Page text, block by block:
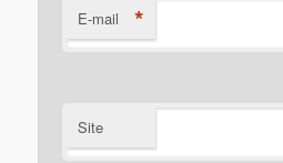
E-mail *
Site